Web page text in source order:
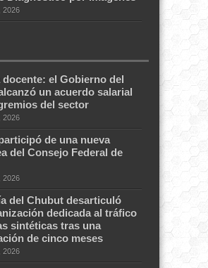
2026
docente: el Gobierno del
un acuerdo salarial
del sector
2026
de una nueva
del Consejo Federal de
2026
del Chubut desarticuló
dedicada al tráfico
sintéticas tras una
de cinco meses
2026